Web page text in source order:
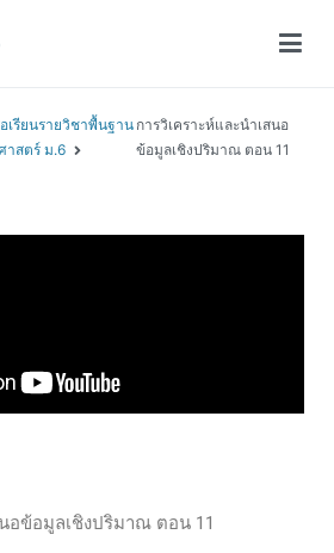
เรียนรายวิชาพื้นฐาน
สตร์ ม.6
การวิเคราะห์และนำเสนอ
ข้อมูลเชิงปริมาณ ตอน 11
อข้อมูลเชิงปริมาณ ตอน 11